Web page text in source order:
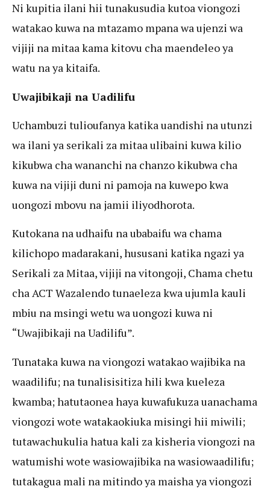
Ni kupitia ilani hii tunakusudia kutoa viongozi
watakao kuwa na mtazamo mpana wa ujenzi wa
vijiji na mitaa kama kitovu cha maendeleo ya
watu na ya kitaifa.
Uwajibikaji na Uadilifu
Uchambuzi tulioufanya katika uandishi na utunzi
wa ilani ya serikali za mitaa ulibaini kuwa kilio
kikubwa cha wananchi na chanzo kikubwa cha
kuwa na vijiji duni ni pamoja na kuwepo kwa
uongozi mbovu na jamii iliyodhorota.
Kutokana na udhaifu na ubabaifu wa chama
kilichopo madarakani, hususani katika ngazi ya
Serikali za Mitaa, vijiji na vitongoji, Chama chetu
cha ACT Wazalendo tunaeleza kwa ujumla kauli
mbiu na msingi wetu wa uongozi kuwa ni
“Uwajibikaji na Uadilifu”.
Tunataka kuwa na viongozi watakao wajibika na
waadilifu; na tunalisisitiza hili kwa kueleza
kwamba; hatutaonea haya kuwafukuza uanachama
viongozi wote watakaokiuka misingi hii miwili;
tutawachukulia hatua kali za kisheria viongozi na
watumishi wote wasiowajibika na wasiowaadilifu;
tutakagua mali na mitindo ya maisha ya viongozi